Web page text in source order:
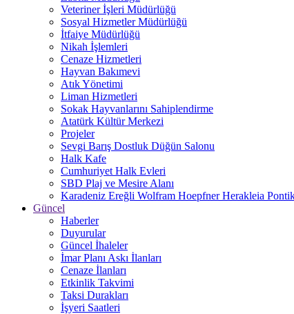
Veteriner İşleri Müdürlüğü
Sosyal Hizmetler Müdürlüğü
İtfaiye Müdürlüğü
Nikah İşlemleri
Cenaze Hizmetleri
Hayvan Bakımevi
Atık Yönetimi
Liman Hizmetleri
Sokak Hayvanlarını Sahiplendirme
Atatürk Kültür Merkezi
Projeler
Sevgi Barış Dostluk Düğün Salonu
Halk Kafe
Cumhuriyet Halk Evleri
SBD Plaj ve Mesire Alanı
Karadeniz Ereğli Wolfram Hoepfner Herakleia
Güncel
Haberler
Duyurular
Güncel İhaleler
İmar Planı Askı İlanları
Cenaze İlanları
Etkinlik Takvimi
Taksi Durakları
İşyeri Saatleri